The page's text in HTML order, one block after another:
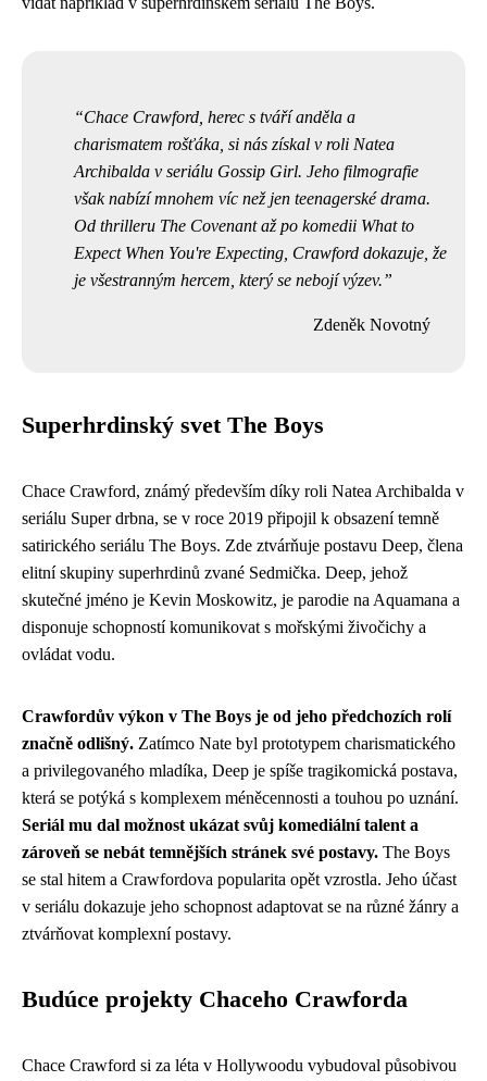
Chace Crawford, herec s tváří anděla a
charismatem rošťáka, si nás získal v roli Natea
Archibalda v seriálu Gossip Girl. Jeho filmografie
však nabízí mnohem víc než jen teenagerské drama.
Od thrilleru The Covenant až po komedii What to
Expect When You're Expecting, Crawford dokazuje, že
je všestranným hercem, který se nebojí výzev.
Zdeněk Novotný
Superhrdinský svet The Boys
Chace Crawford, známý především díky roli Natea Archibalda v
seriálu Super drbna, se v roce 2019 připojil k obsazení temně
satirického seriálu The Boys. Zde ztvárňuje postavu Deep, člena
elitní skupiny superhrdinů zvané Sedmička. Deep, jehož
skutečné jméno je Kevin Moskowitz, je parodie na Aquamana a
disponuje schopností komunikovat s mořskými živočichy a
ovládat vodu.
Crawfordův výkon v The Boys je od jeho předchozích rolí
značně odlišný. Zatímco Nate byl prototypem charismatického
a privilegovaného mladíka, Deep je spíše tragikomická postava,
která se potýká s komplexem méněcennosti a touhou po uznání.
Seriál mu dal možnost ukázat svůj komediální talent a
zároveň se nebát temnějších stránek své postavy. The Boys
se stal hitem a Crawfordova popularita opět vzrostla. Jeho účast
v seriálu dokazuje jeho schopnost adaptovat se na různé žánry a
ztvárňovat komplexní postavy.
Budúce projekty Chaceho Crawforda
Chace Crawford si za léta v Hollywoodu vybudoval působivou